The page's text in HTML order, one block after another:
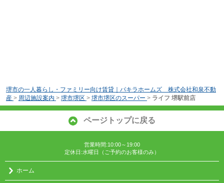
堺市の一人暮らし・ファミリー向け賃貸｜パキラホームズ 株式会社和泉不動
産 > 周辺施設案内 > 堺市堺区 > 堺市堺区のスーパー > ライフ 堺駅前店
ページトップに戻る
営業時間:10:00～19:00
定休日:水曜日（ご予約のお客様のみ）
ホーム